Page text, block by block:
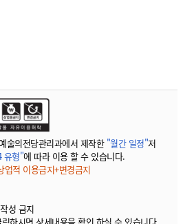
술의전당관리과에서 제작한 "월간 일정"저
유형"에 따라 이용 할 수 있습니다.
업적 이용금지+변경금지
성 금지